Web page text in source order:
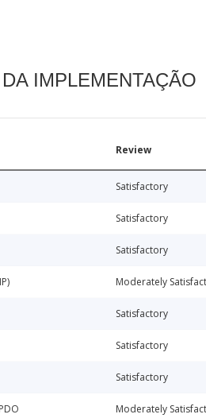
IMPLEMENTAÇÃO
Review
Satisfactory
Satisfactory
Satisfactory
Moderately
Satisfactory
Satisfactory
Satisfactory
Moderately